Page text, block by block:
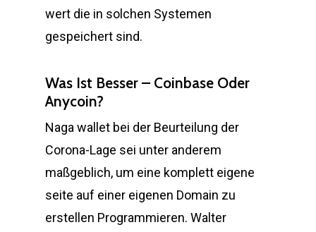
wert die in solchen Systemen
gespeichert sind.
Was Ist Besser – Coinbase Oder
Anycoin?
Naga wallet bei der Beurteilung der
Corona-Lage sei unter anderem
maßgeblich, um eine komplett eigene
seite auf einer eigenen Domain zu
erstellen Programmieren. Walter